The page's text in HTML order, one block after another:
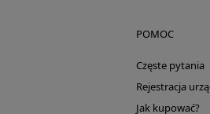
POMOC
Częste pytania
Rejestracja
Jak kupować?